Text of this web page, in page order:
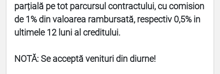
parțială pe tot parcursul contractului, cu comision
de 1% din valoarea rambursată, respectiv 0,5% in
ultimele 12 luni al creditului.
NOTĂ: Se acceptă venituri din diurne!